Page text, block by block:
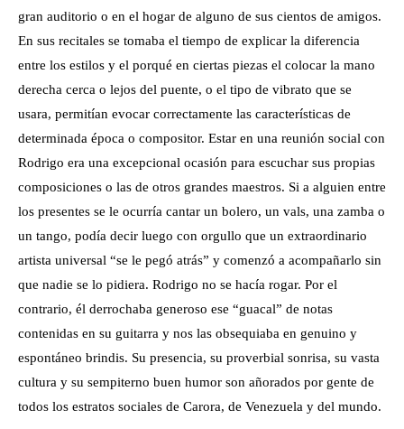
gran auditorio o en el hogar de alguno de sus cientos de amigos.
En sus recitales se tomaba el tiempo de explicar la diferencia
entre los estilos y el porqué en ciertas piezas el colocar la mano
derecha cerca o lejos del puente, o el tipo de vibrato que se
usara, permitían evocar correctamente las características de
determinada época o compositor. Estar en una reunión social con
Rodrigo era una excepcional ocasión para escuchar sus propias
composiciones o las de otros grandes maestros. Si a alguien entre
los presentes se le ocurría cantar un bolero, un vals, una zamba o
un tango, podía decir luego con orgullo que un extraordinario
artista universal “se le pegó atrás” y comenzó a acompañarlo sin
que nadie se lo pidiera. Rodrigo no se hacía rogar. Por el
contrario, él derrochaba generoso ese “guacal” de notas
contenidas en su guitarra y nos las obsequiaba en genuino y
espontáneo brindis. Su presencia, su proverbial sonrisa, su vasta
cultura y su sempiterno buen humor son añorados por gente de
todos los estratos sociales de Carora, de Venezuela y del mundo.